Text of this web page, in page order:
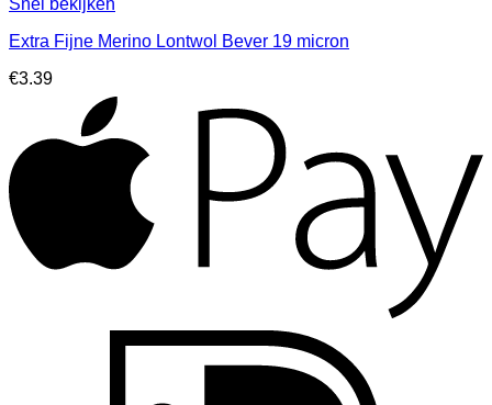
Snel bekijken
Extra Fijne Merino Lontwol Bever 19 micron
€3.39